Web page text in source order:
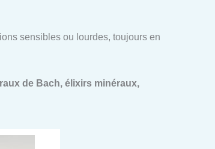
sensibles ou lourdes, toujours en
de Bach, élixirs minéraux,